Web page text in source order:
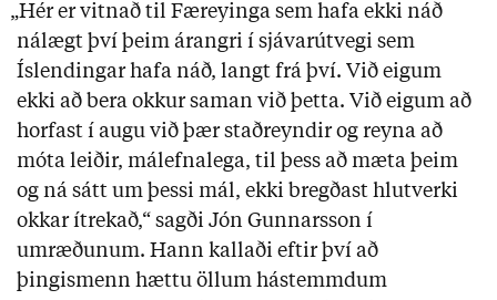
„Hér er vitnað til Færeyinga sem hafa ekki náð
nálægt því þeim árangri í sjávarútvegi sem
Íslendingar hafa náð, langt frá því. Við eigum
ekki að bera okkur saman við þetta. Við eigum að
horfast í augu við þær staðreyndir og reyna að
móta leiðir, málefnalega, til þess að mæta þeim
og ná sátt um þessi mál, ekki bregðast hlutverki
okkar ítrekað,“ sagði Jón Gunnarsson í
umræðunum. Hann kallaði eftir því að
þingismenn hættu öllum hástemmdum